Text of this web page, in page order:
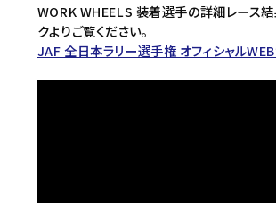
WORK WHEELS 装着選手の詳細レース
クよりご覧ください。
JAF 全日本ラリー選手権 オフィシャルWEB